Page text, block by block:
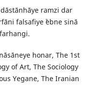
ramzi dar
falsafiye ˀebne sinā
honar, The 1st
of Art, The Sociology
Yegane, The Iranian